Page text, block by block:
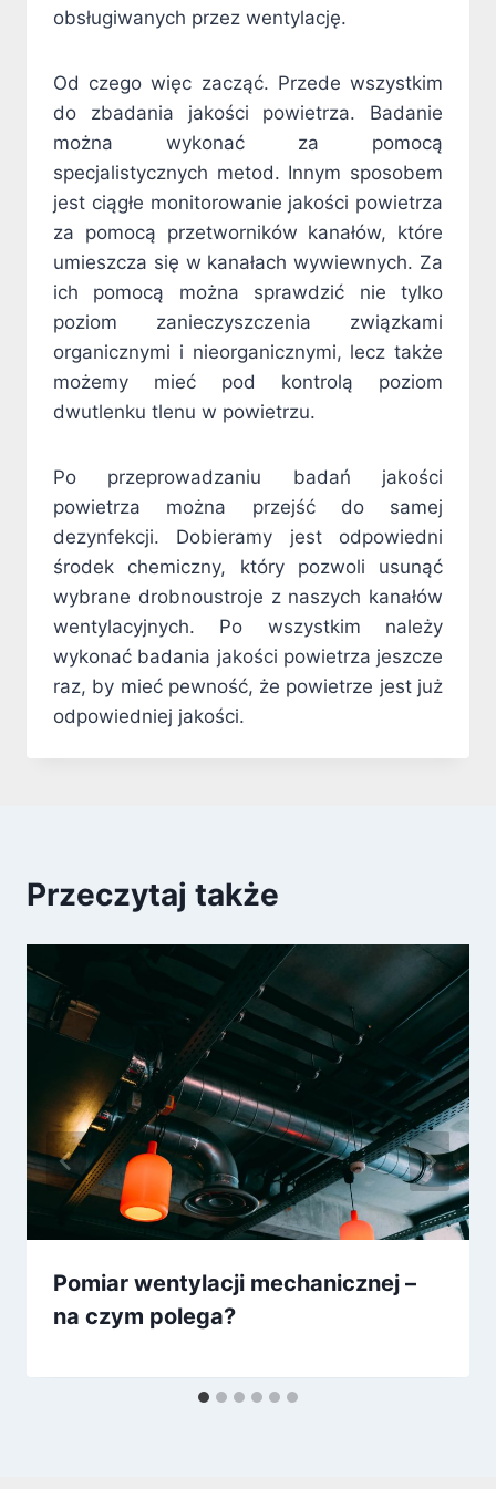
obsługiwanych przez wentylację.
Od czego więc zacząć. Przede wszystkim
do zbadania jakości powietrza. Badanie
można wykonać za pomocą
specjalistycznych metod. Innym sposobem
jest ciągłe monitorowanie jakości powietrza
za pomocą przetworników kanałów, które
umieszcza się w kanałach wywiewnych. Za
ich pomocą można sprawdzić nie tylko
poziom zanieczyszczenia związkami
organicznymi i nieorganicznymi, lecz także
możemy mieć pod kontrolą poziom
dwutlenku tlenu w powietrzu.
Po przeprowadzaniu badań jakości
powietrza można przejść do samej
dezynfekcji. Dobieramy jest odpowiedni
środek chemiczny, który pozwoli usunąć
wybrane drobnoustroje z naszych kanałów
wentylacyjnych. Po wszystkim należy
wykonać badania jakości powietrza jeszcze
raz, by mieć pewność, że powietrze jest już
odpowiedniej jakości.
Przeczytaj także
Pomiar wentylacji mechanicznej –
na czym polega?